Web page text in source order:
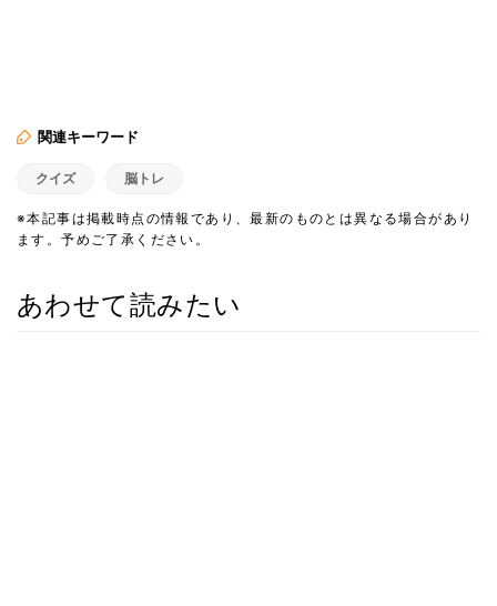
関連キーワード
クイズ 脳トレ
※本記事は掲載時点の情報であり、最新のものとは異なる場合があり
ます。予めご了承ください。
あわせて読みたい